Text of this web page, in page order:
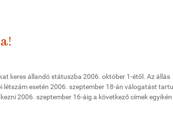
keres állandó státuszba 2006. október 1-étől. Az állás
létszám esetén 2006. szeptember 18-án válogatást
2006. szeptember 16-áig a következő címek egyikén